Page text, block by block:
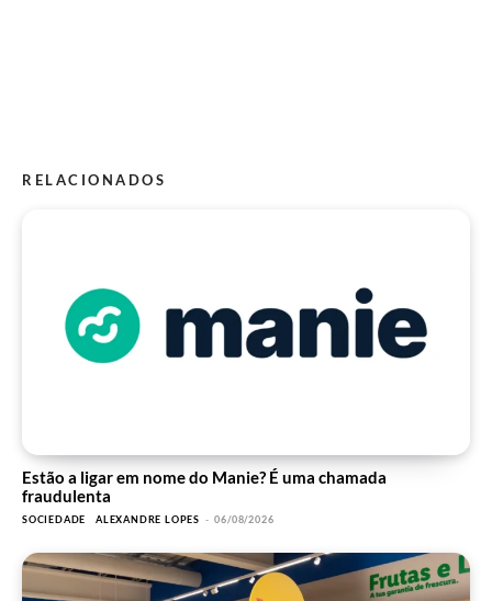
RELACIONADOS
Estão a ligar em nome do Manie? É uma chamada
fraudulenta
SOCIEDADE ALEXANDRE LOPES - 06/08/2026